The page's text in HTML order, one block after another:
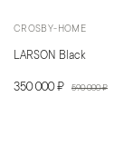
CROSBY-HOME
LARSON Black
350 000 ₽ 590 000 ₽